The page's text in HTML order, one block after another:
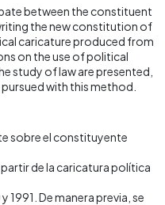
between the constituent
the new constitution of
caricature produced from
on the use of political
study of law are presented,
with this method.
sobre el constituyente
de la caricatura política
De manera previa, se